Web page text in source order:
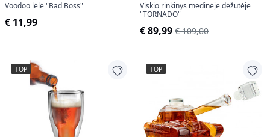
Voodoo lėlė "Bad Boss"
€ 11,99
Viskio rinkinys medinėje dėžutėje
"TORNADO"
€ 89,99 € 109,00
TOP TOP